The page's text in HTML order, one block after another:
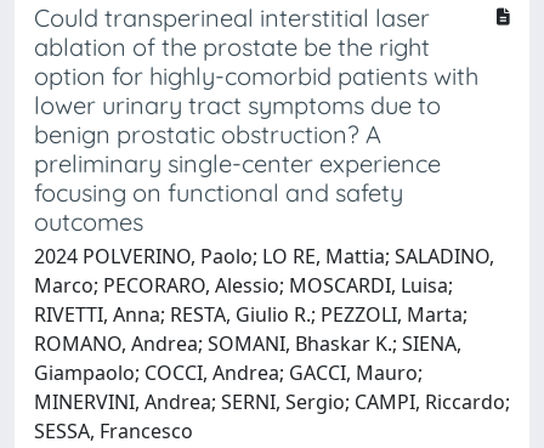
Could transperineal interstitial laser
ablation of the prostate be the right
option for highly-comorbid patients with
lower urinary tract symptoms due to
benign prostatic obstruction? A
preliminary single-center experience
focusing on functional and safety
outcomes
2024 POLVERINO, Paolo; LO RE, Mattia; SALADINO,
Marco; PECORARO, Alessio; MOSCARDI, Luisa;
RIVETTI, Anna; RESTA, Giulio R.; PEZZOLI, Marta;
ROMANO, Andrea; SOMANI, Bhaskar K.; SIENA,
Giampaolo; COCCI, Andrea; GACCI, Mauro;
MINERVINI, Andrea; SERNI, Sergio; CAMPI, Riccardo;
SESSA, Francesco